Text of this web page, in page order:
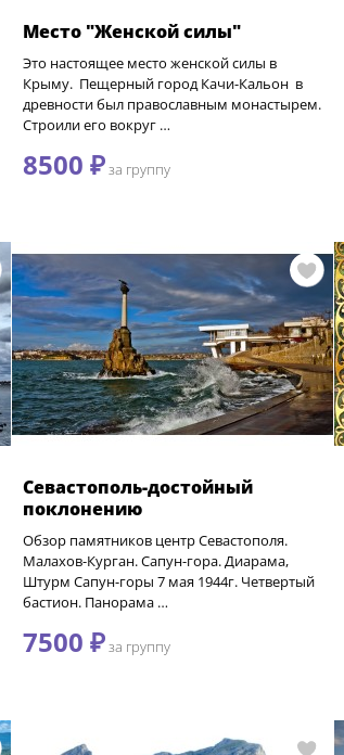
Место "Женской силы"
Это настоящее место женской силы в
Крыму. Пещерный город Качи-Кальон в
древности был православным монастырем.
Строили его вокруг …
8500 ₽за группу
Севастополь-достойный
поклонению
Обзор памятников центр Севастополя.
Малахов-Курган. Сапун-гора. Диарама,
Штурм Сапун-горы 7 мая 1944г. Четвертый
бастион. Панорама …
7500 ₽за группу